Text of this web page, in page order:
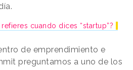
cuando dices “startup”?
de emprendimiento e
preguntamos a uno de los